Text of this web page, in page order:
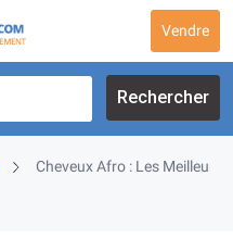
Vendre
Rechercher
Cheveux Afro : Les Meilleurs